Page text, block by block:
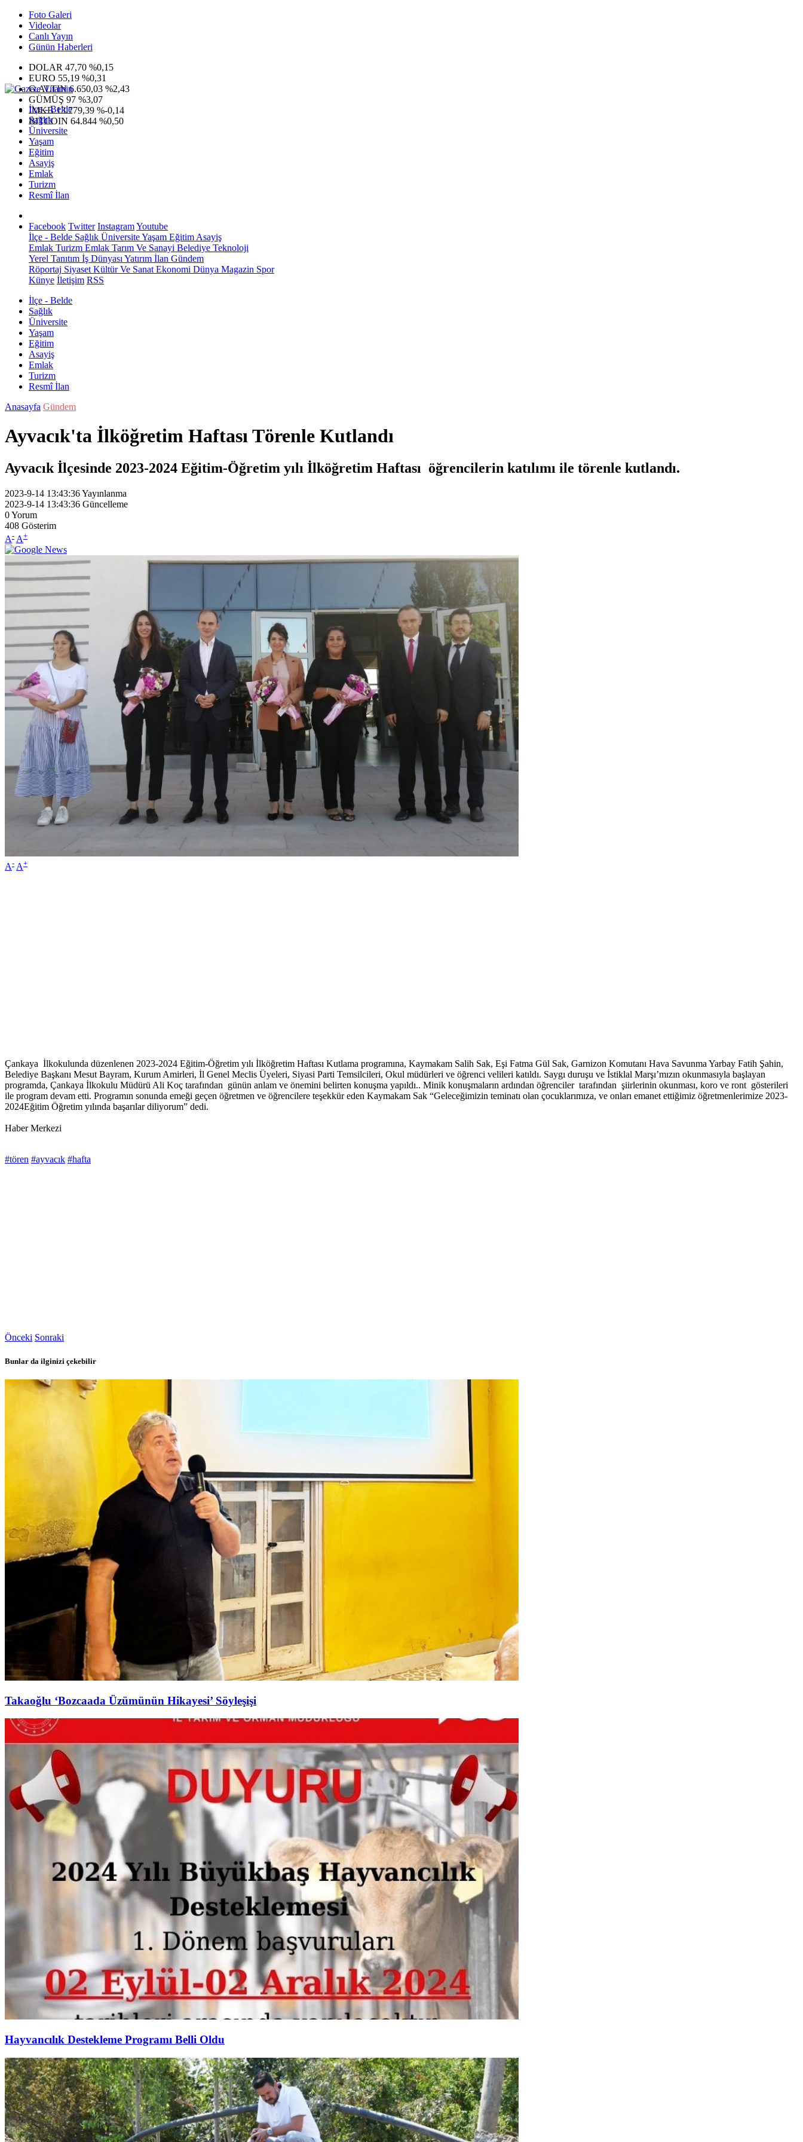
Foto Galeri
Videolar
Canlı Yayın
Günün Haberleri
DOLAR 47,70 %0,15
EURO 55,19 %0,31
G.ALTIN6.650,03 %2,43
GÜMÜŞ 97 %3,07
IMKB13.779,39 %-0,14
BITCOIN 64.844 %0,50
İlçe - Belde
Sağlık
Üniversite
Yaşam
Eğitim
Asayiş
Emlak
Turizm
Resmî İlan
Facebook Twitter InstagramYoutube
İlçe - Belde Sağlık ÜniversiteYaşam Eğitim Asayiş
Emlak Turizm Emlak Tarım Ve Sanayi Belediye Teknoloji
Yerel Tanıtım İş Dünyası Yatırım İlan Gündem
Röportaj Siyaset Kültür Ve Sanat Ekonomi Dünya Magazin Spor
Künye İletişim RSS
İlçe - Belde
Sağlık
Üniversite
Yaşam
Eğitim
Asayiş
Emlak
Turizm
Resmî İlan
Anasayfa Gündem
Ayvacık'ta İlköğretim Haftası Törenle Kutlandı
Ayvacık İlçesinde 2023-2024 Eğitim-Öğretim yılı İlköğretim Haftası öğrencilerin katılımı ile törenle kutlandı.
2023-9-14 13:43:36Yayınlanma
2023-9-14 13:43:36 Güncelleme
0Yorum
408 Gösterim
A- A+
A- A+
Çankaya İlkokulunda düzenlenen 2023-2024 Eğitim-Öğretim yılı İlköğretim Haftası Kutlama programına, Kaymakam Salih Sak, Eşi Fatma Gül Sak, Garnizon Komutanı Hava Savunma Yarbay Fatih Şahin,
Belediye Başkanı Mesut Bayram, Kurum Amirleri, İl Genel Meclis Üyeleri, Siyasi Parti Temsilcileri, Okul müdürleri ve öğrenci velileri katıldı. Saygı duruşu ve İstiklal Marşı’mızın okunmasıyla başlayan
programda, Çankaya İlkokulu Müdürü Ali Koç tarafından günün anlam ve önemini belirten konuşma yapıldı.. Minik konuşmaların ardından öğrenciler tarafından şiirlerinin okunması, koro ve ront gösterileri
ile program devam etti. Programın sonunda emeği geçen öğretmen ve öğrencilere teşekkür eden Kaymakam Sak “Geleceğimizin teminatı olan çocuklarımıza, ve onları emanet ettiğimiz öğretmenlerimize 2023-
2024Eğitim Öğretim yılında başarılar diliyorum” dedi.
Haber Merkezi
#tören #ayvacık #hafta
Önceki Sonraki
Bunlar da ilginizi çekebilir
Takaoğlu ‘Bozcaada Üzümünün Hikayesi’ Söyleşişi
Hayvancılık Destekleme Programı Belli Oldu